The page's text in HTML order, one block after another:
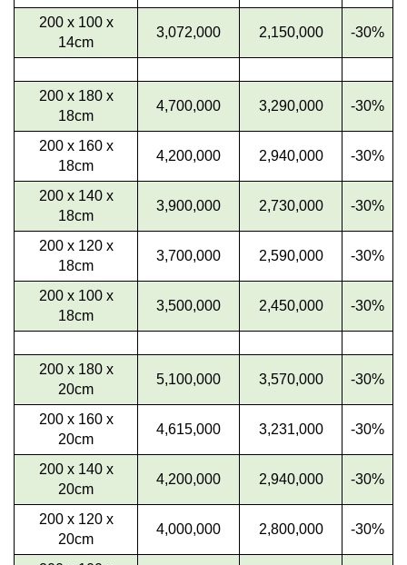
200 x 100 x
14cm
3,072,000 2,150,000 -30%
200 x 180 x
18cm
4,700,000 3,290,000 -30%
200 x 160 x
18cm
4,200,000 2,940,000 -30%
200 x 140 x
18cm
3,900,000 2,730,000 -30%
200 x 120 x
18cm
3,700,000 2,590,000 -30%
200 x 100 x
18cm
3,500,000 2,450,000 -30%
200 x 180 x
20cm
5,100,000 3,570,000 -30%
200 x 160 x
20cm
4,615,000 3,231,000 -30%
200 x 140 x
20cm
4,200,000 2,940,000 -30%
200 x 120 x
20cm
4,000,000 2,800,000 -30%